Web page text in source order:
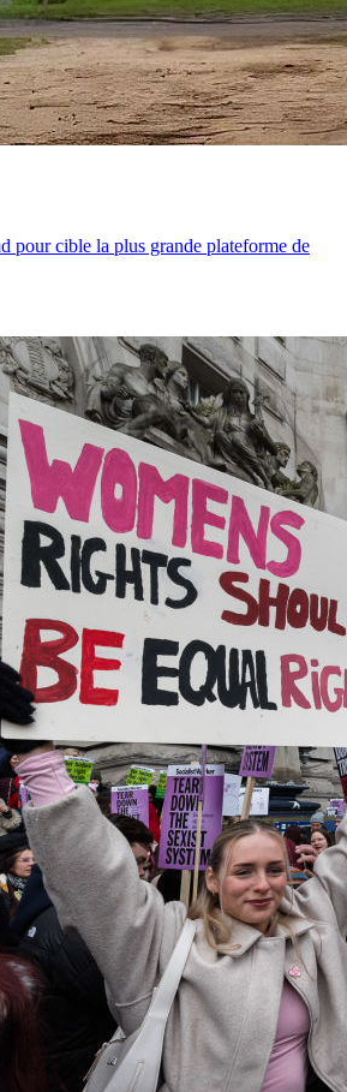
pour cible la plus grande plateforme de